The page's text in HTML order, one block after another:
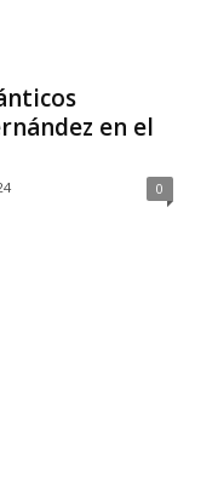
en el
0